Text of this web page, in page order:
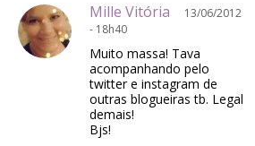
Mille Vitória
13/06/2012
- 18h40
Muito massa! Tava
acompanhando pelo
twitter e instagram de
outras blogueiras tb. Legal
demais!
Bjs!